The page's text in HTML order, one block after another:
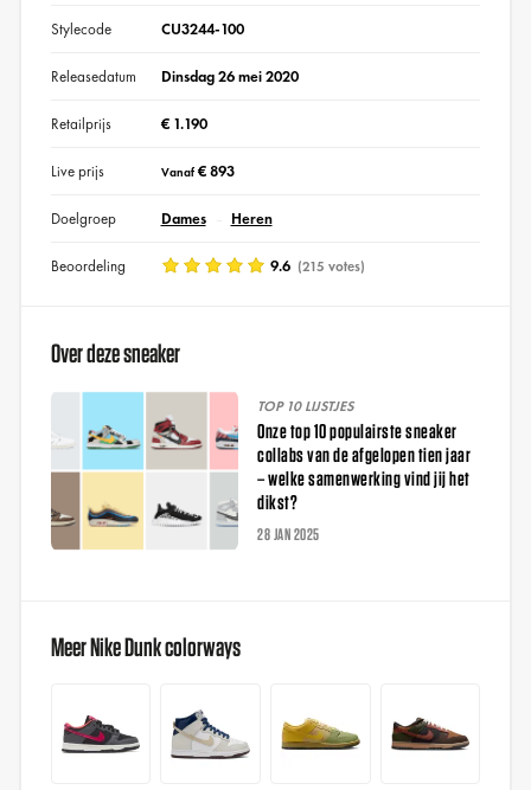
Stylecode CU3244-100
Releasedatum Dinsdag 26 mei 2020
Retailprijs € 1.190
Live prijs Vanaf€ 893
Doelgroep Dames Heren
Beoordeling 9.6 (215 votes)
Over deze sneaker
TOP 10 LIJSTJES
Onze top 10 populairste sneaker
collabs van de afgelopen tien jaar
– welke samenwerking vind jij het
dikst?
28 JAN 2025
Meer Nike Dunk colorways